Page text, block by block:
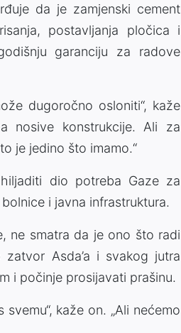
da je zamjenski cement
postavljanja pločica i
garanciju za radove
dugoročno osloniti“, kaže
nosive konstrukcije. Ali za
je jedino što imamo.“
dio potreba Gaze za
i javna infrastruktura.
ne smatra da je ono što radi
Asda’a i svakog jutra
i počinje prosijavati prašinu.
kaže on. „Ali nećemo